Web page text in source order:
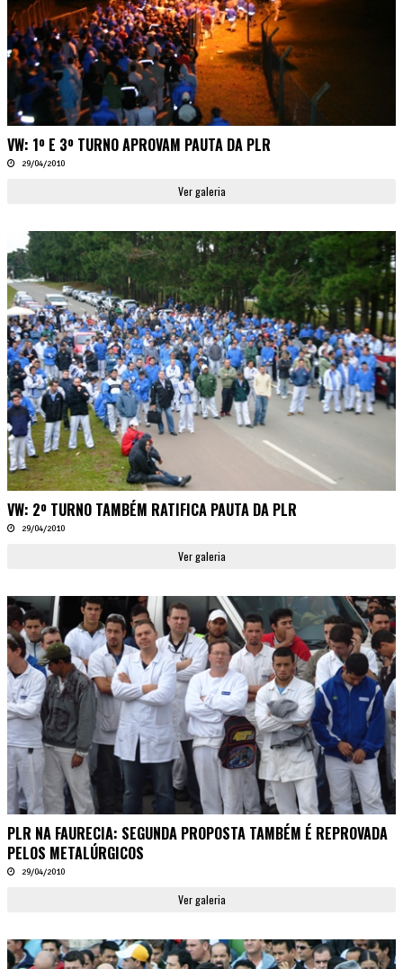
VW: 1º E 3º TURNO APROVAM PAUTA DA PLR
29/04/2010
Ver galeria
VW: 2º TURNO TAMBÉM RATIFICA PAUTA DA PLR
29/04/2010
Ver galeria
PLR NA FAURECIA: SEGUNDA PROPOSTA TAMBÉM É REPROVADA
PELOS METALÚRGICOS
29/04/2010
Ver galeria